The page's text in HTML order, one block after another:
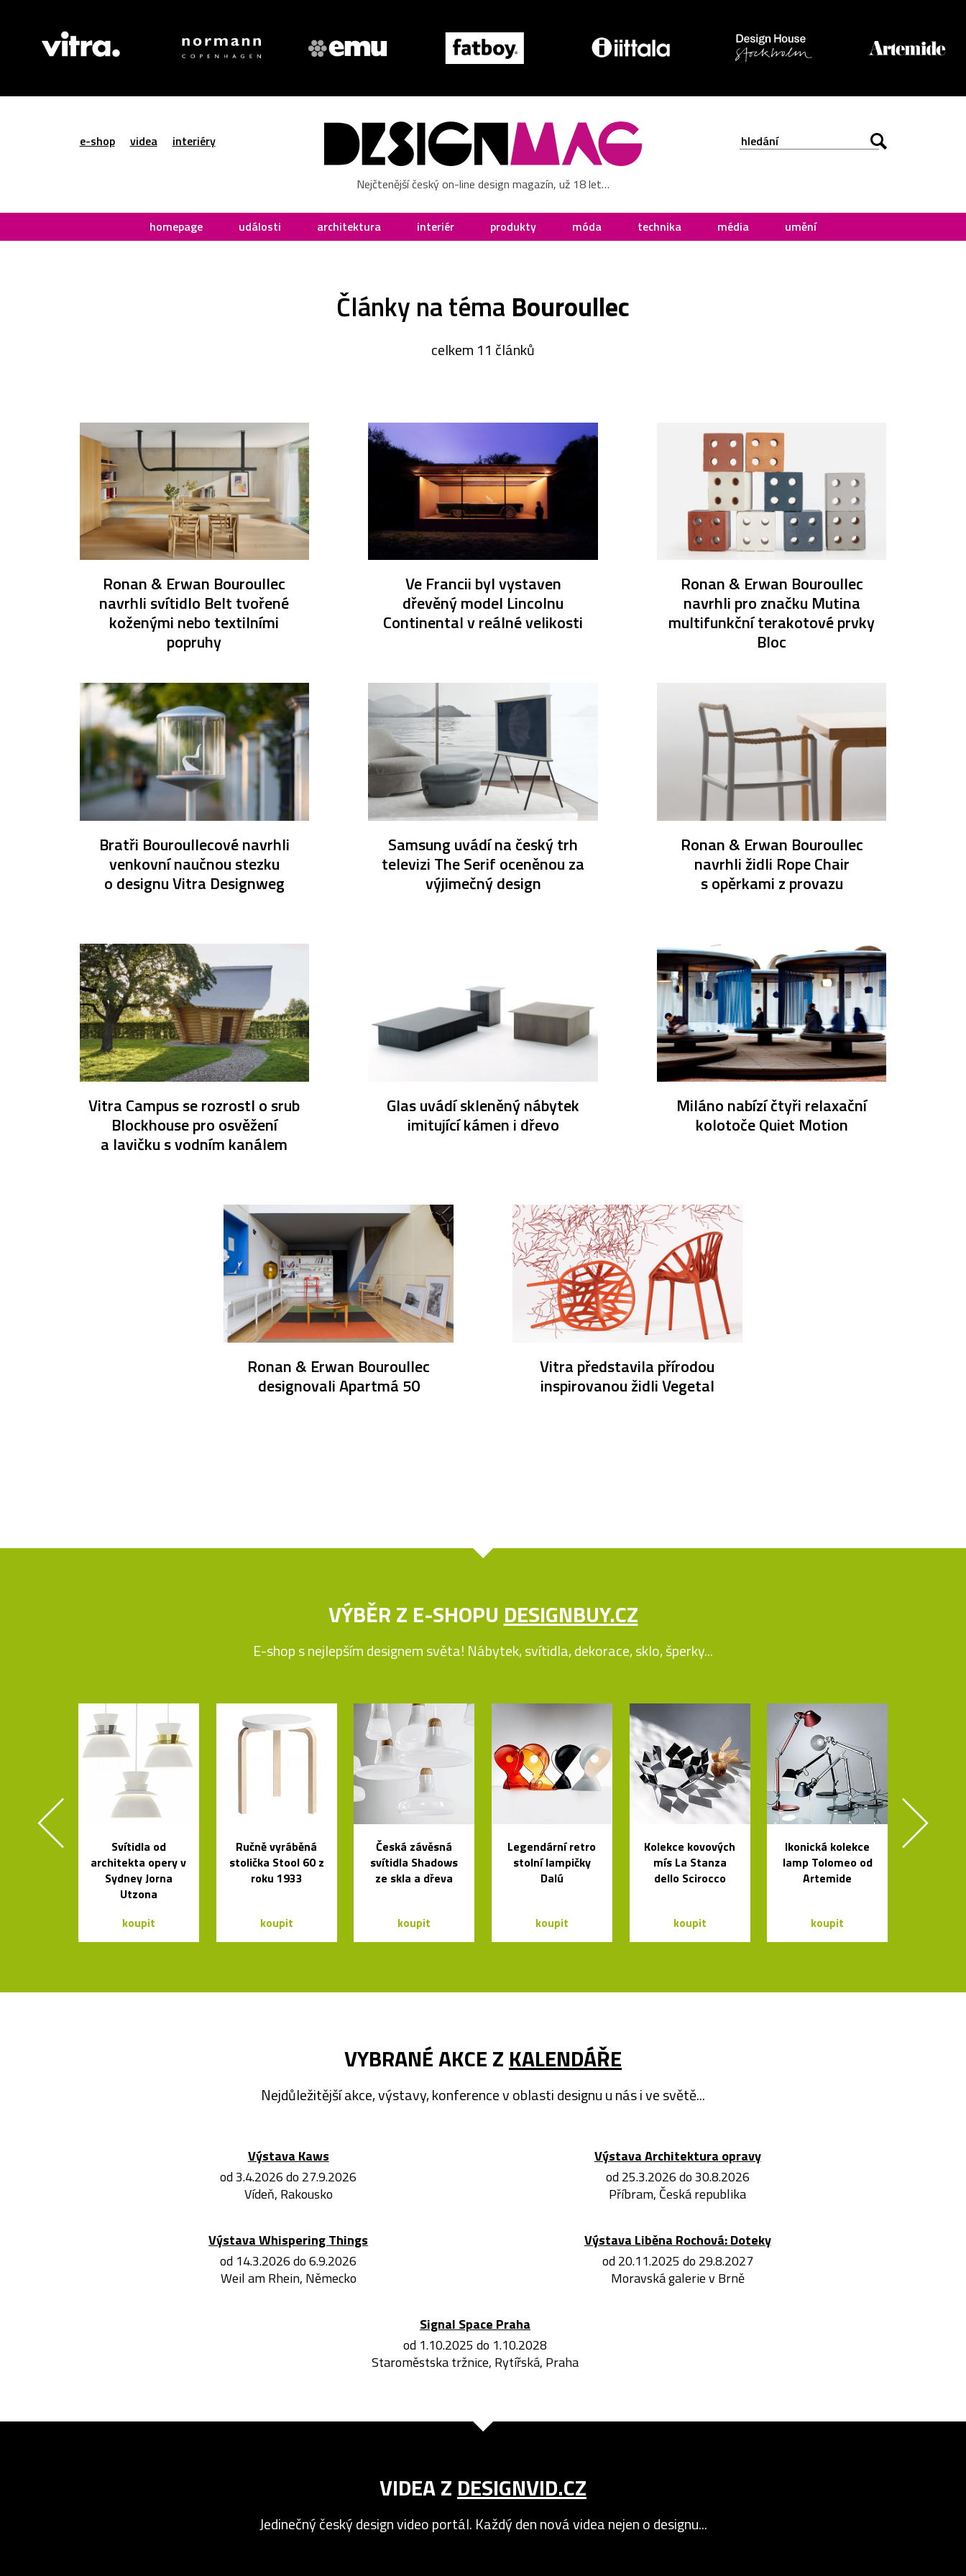
e-shop videa interiéry
Nejčtenější český on-line design magazín, už 18 let…
homepage události architektura interiér produkty móda technika média umění
Články na téma Bouroullec
celkem 11 článků
Ronan & Erwan Bouroullec
navrhli svítidlo Belt tvořené
koženými nebo textilními
popruhy
Ve Francii byl vystaven
dřevěný model Lincolnu
Continental v reálné velikosti
Ronan & Erwan Bouroullec
navrhli pro značku Mutina
multifunkční terakotové prvky
Bloc
Bratři Bouroullecové navrhli
venkovní naučnou stezku
o designu Vitra Designweg
Samsung uvádí na český trh
televizi The Serif oceněnou za
výjimečný design
Ronan & Erwan Bouroullec
navrhli židli Rope Chair
s opěrkami z provazu
Vitra Campus se rozrostl o srub
Blockhouse pro osvěžení
a lavičku s vodním kanálem
Glas uvádí skleněný nábytek
imitující kámen i dřevo
Miláno nabízí čtyři relaxační
kolotoče Quiet Motion
Ronan & Erwan Bouroullec
designovali Apartmá 50
Vitra představila přírodou
inspirovanou židli Vegetal
VÝBĚR Z E-SHOPU DESIGNBUY.CZ
E-shop s nejlepším designem světa! Nábytek, svítidla, dekorace, sklo, šperky...
Svítidla od
architekta opery v
Sydney Jorna
Utzona
koupit
Ručně vyráběná
stolička Stool 60 z
roku 1933
koupit
Česká závěsná
svítidla Shadows
ze skla a dřeva
koupit
Legendární retro
stolní lampičky
Dalú
koupit
Kolekce kovových
mís La Stanza
dello Scirocco
koupit
Ikonická kolekce
lamp Tolomeo od
Artemide
koupit
VYBRANÉ AKCE Z KALENDÁŘE
Nejdůležitější akce, výstavy, konference v oblasti designu u nás i ve světě...
Výstava Kaws
od 3.4.2026 do 27.9.2026
Vídeň, Rakousko
Výstava Architektura opravy
od 25.3.2026 do 30.8.2026
Příbram, Česká republika
Výstava Whispering Things
od 14.3.2026 do 6.9.2026
Weil am Rhein, Německo
Výstava Liběna Rochová: Doteky
od 20.11.2025 do 29.8.2027
Moravská galerie v Brně
Signal Space Praha
od 1.10.2025 do 1.10.2028
Staroměstska tržnice, Rytířská, Praha
VIDEA Z DESIGNVID.CZ
Jedinečný český design video portál. Každý den nová videa nejen o designu...